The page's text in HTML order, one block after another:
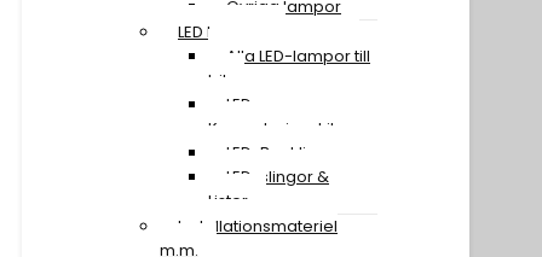
Övriga lampor
LED Lampor
Alla LED-lampor till
bil
LED
Konverteringskit
LED-Backljus
LED-slingor &
Lister
Installationsmateriel
m.m.